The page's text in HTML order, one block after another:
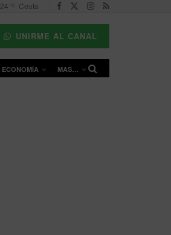
24 °C Ceuta
UNIRME AL CANAL
ECONOMÍA MAS…